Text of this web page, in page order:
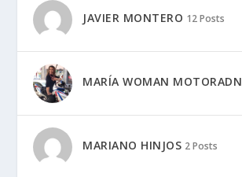
JAVIER MONTERO 12 Posts
MARÍA WOMAN MOTORADN
MARIANO HINJOS 2 Posts